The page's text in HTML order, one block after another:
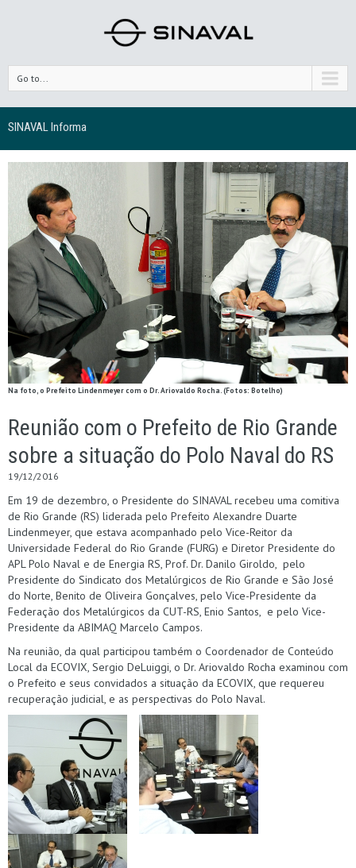
Go to...
SINAVAL Informa
Na foto, o Prefeito Lindenmeyer com o Dr. Ariovaldo Rocha. (Fotos: Botelho)
Reunião com o Prefeito de Rio Grande
sobre a situação do Polo Naval do RS
19/12/2016
Em 19 de dezembro, o Presidente do SINAVAL recebeu uma comitiva
de Rio Grande (RS) liderada pelo Prefeito Alexandre Duarte
Lindenmeyer, que estava acompanhado pelo Vice-Reitor da
Universidade Federal do Rio Grande (FURG) e Diretor Presidente do
APL Polo Naval e de Energia RS, Prof. Dr. Danilo Giroldo, pelo
Presidente do Sindicato dos Metalúrgicos de Rio Grande e São José
do Norte, Benito de Oliveira Gonçalves, pelo Vice-Presidente da
Federação dos Metalúrgicos da CUT-RS, Enio Santos, e pelo Vice-
Presidente da ABIMAQ Marcelo Campos.
Na reunião, da qual participou também o Coordenador de Conteúdo
Local da ECOVIX, Sergio DeLuiggi, o Dr. Ariovaldo Rocha examinou com
o Prefeito e seus convidados a situação da ECOVIX, que requereu
recuperação judicial, e as perspectivas do Polo Naval.